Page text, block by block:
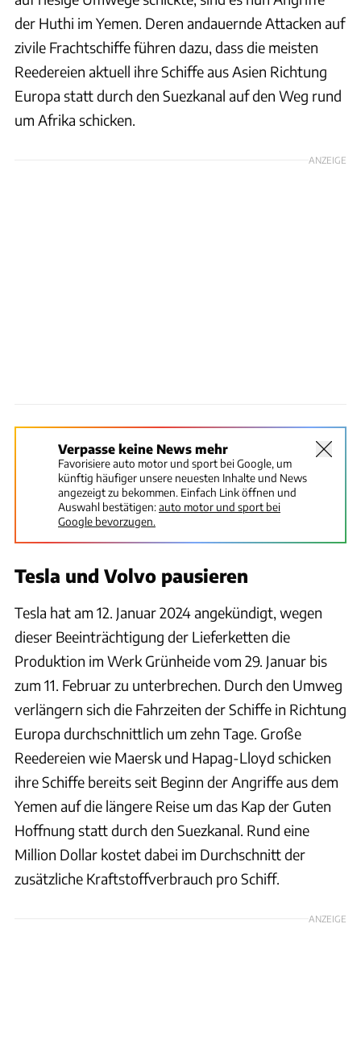
der Huthi im Yemen. Deren andauernde Attacken auf
zivile Frachtschiffe führen dazu, dass die meisten
Reedereien aktuell ihre Schiffe aus Asien Richtung
Europa statt durch den Suezkanal auf den Weg rund
um Afrika schicken.
ANZEIGE
Verpasse keine News mehr
Favorisiere auto motor und sport bei Google, um
künftig häufiger unsere neuesten Inhalte und News
angezeigt zu bekommen. Einfach Link öffnen und
Auswahl bestätigen:auto motor und sport bei
Google bevorzugen.
Tesla und Volvo pausieren
Tesla hat am 12. Januar 2024 angekündigt, wegen
dieser Beeinträchtigung der Lieferketten die
Produktion im Werk Grünheide vom 29. Januar bis
zum 11. Februar zu unterbrechen. Durch den Umweg
verlängern sich die Fahrzeiten der Schiffe in Richtung
Europa durchschnittlich um zehn Tage. Große
Reedereien wie Maersk und Hapag-Lloyd schicken
ihre Schiffe bereits seit Beginn der Angriffe aus dem
Yemen auf die längere Reise um das Kap der Guten
Hoffnung statt durch den Suezkanal. Rund eine
Million Dollar kostet dabei im Durchschnitt der
zusätzliche Kraftstoffverbrauch pro Schiff.
ANZEIGE